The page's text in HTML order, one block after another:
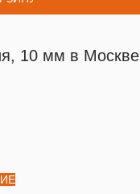
10 мм в Москве